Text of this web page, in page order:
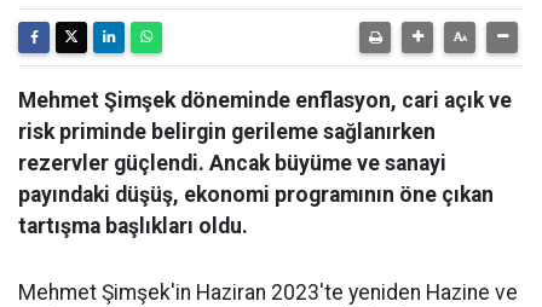
Mehmet Şimşek döneminde enflasyon, cari açık ve
risk priminde belirgin gerileme sağlanırken
rezervler güçlendi. Ancak büyüme ve sanayi
payındaki düşüş, ekonomi programının öne çıkan
tartışma başlıkları oldu.
Mehmet Şimşek'in Haziran 2023'te yeniden Hazine ve